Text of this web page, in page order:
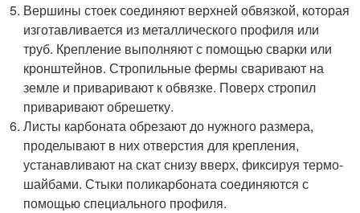
Вершины стоек соединяют верхней обвязкой, которая
изготавливается из металлического профиля или
труб. Крепление выполняют с помощью сварки или
кронштейнов. Стропильные фермы сваривают на
земле и приваривают к обвязке. Поверх стропил
приваривают обрешетку.
Листы карбоната обрезают до нужного размера,
проделывают в них отверстия для крепления,
устанавливают на скат снизу вверх, фиксируя термо-
шайбами. Стыки поликарбоната соединяются с
помощью специального профиля.